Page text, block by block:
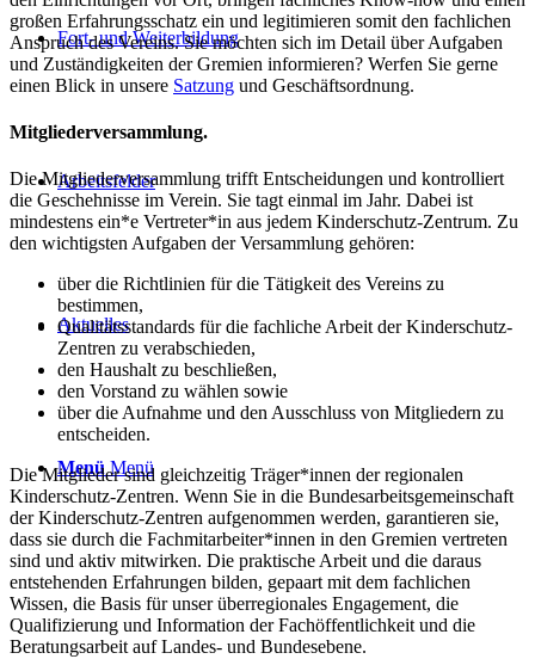
Fort- und Weiterbildung
Arbeitsfelder
Aktuelles
Menü Menü
großen Erfahrungsschatz ein und legitimieren somit den fachlichen
Anspruch des Vereins. Sie möchten sich im Detail über Aufgaben
und Zuständigkeiten der Gremien informieren? Werfen Sie gerne
einen Blick in unsere Satzung und Geschäftsordnung.
Mitgliederversammlung.
Die Mitgliederversammlung trifft Entscheidungen und kontrolliert
die Geschehnisse im Verein. Sie tagt einmal im Jahr. Dabei ist
mindestens ein*e Vertreter*in aus jedem Kinderschutz-Zentrum. Zu
den wichtigsten Aufgaben der Versammlung gehören:
über die Richtlinien für die Tätigkeit des Vereins zu
bestimmen,
Qualitätsstandards für die fachliche Arbeit der Kinderschutz-
Zentren zu verabschieden,
den Haushalt zu beschließen,
den Vorstand zu wählen sowie
über die Aufnahme und den Ausschluss von Mitgliedern zu
entscheiden.
Die Mitglieder sind gleichzeitig Träger*innen der regionalen
Kinderschutz-Zentren. Wenn Sie in die Bundesarbeitsgemeinschaft
der Kinderschutz-Zentren aufgenommen werden, garantieren sie,
dass sie durch die Fachmitarbeiter*innen in den Gremien vertreten
sind und aktiv mitwirken. Die praktische Arbeit und die daraus
entstehenden Erfahrungen bilden, gepaart mit dem fachlichen
Wissen, die Basis für unser überregionales Engagement, die
Qualifizierung und Information der Fachöffentlichkeit und die
Beratungsarbeit auf Landes- und Bundesebene.